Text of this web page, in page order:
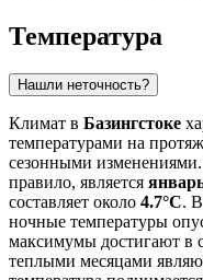
Температура
Нашли неточность?
Климат в Базингстоке
температурами на
сезонными
правило, является
составляет около 4.7°C.
ночные температуры
максимумы достигают в
теплыми месяцами